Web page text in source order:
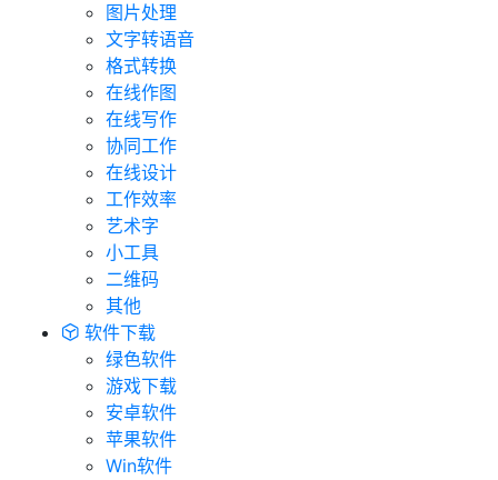
图片处理
文字转语音
格式转换
在线作图
在线写作
协同工作
在线设计
工作效率
艺术字
小工具
二维码
其他
软件下载
绿色软件
游戏下载
安卓软件
苹果软件
Win软件